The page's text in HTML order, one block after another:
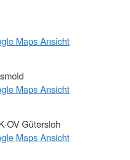
Maps Ansicht
Maps Ansicht
OV Gütersloh
Maps Ansicht